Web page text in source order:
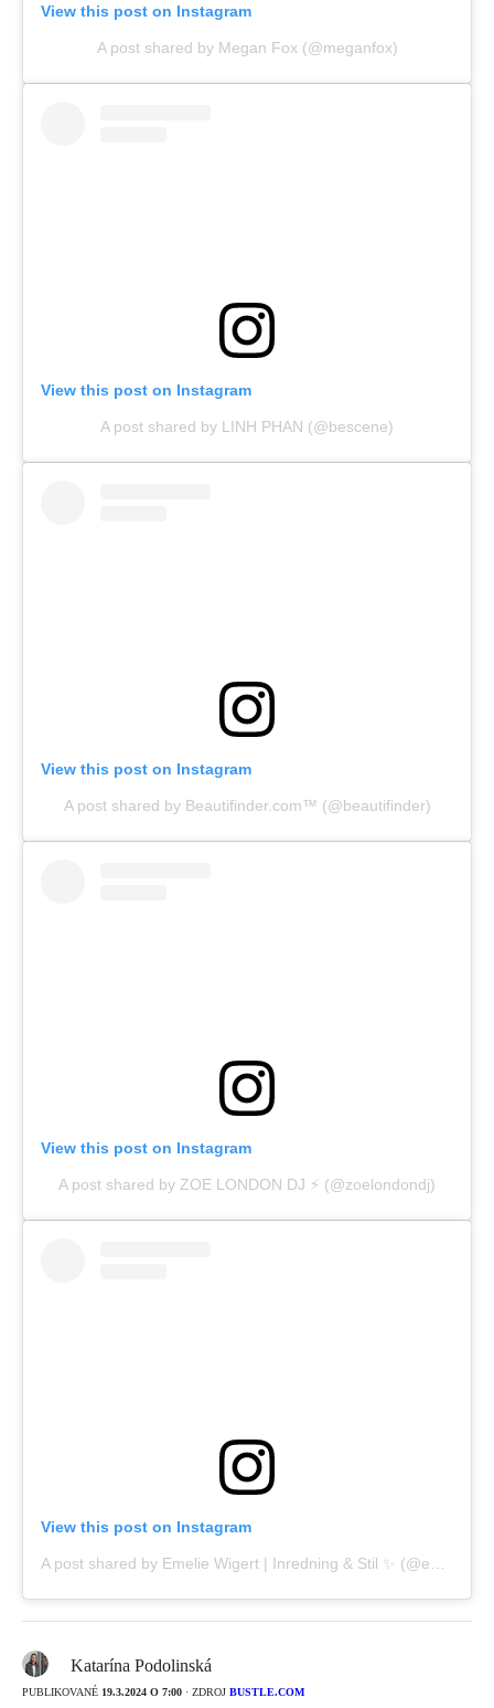
View this post on Instagram
A post shared by Megan Fox (@meganfox)
View this post on Instagram
A post shared by LINH PHAN (@bescene)
View this post on Instagram
A post shared by Beautifinder.com™️ (@beautifinder)
View this post on Instagram
A post shared by ZOE LONDON DJ ⚡️ (@zoelondondj)
View this post on Instagram
A post shared by Emelie Wigert | Inredning & Stil ✨ (@emeliewigert)
Katarína Podolinská
PUBLIKOVANÉ 19.3.2024 O 7:00 · ZDROJ BUSTLE.COM